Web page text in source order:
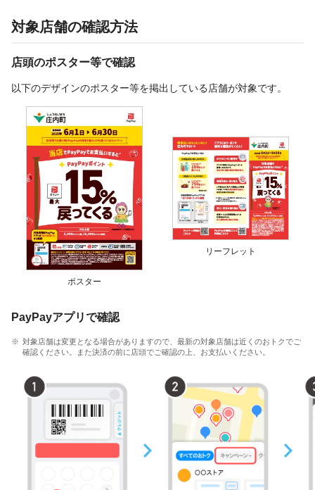
対象店舗の確認方法
店頭のポスター等で確認
以下のデザインのポスター等を掲出している店舗が対象です。
ポスター
リーフレット
PayPayアプリで確認
対象店舗は変更となる場合がありますので、最新の対象店舗は近くのおトクでご
確認ください。また決済の前に店頭でご確認の上、お支払いください。